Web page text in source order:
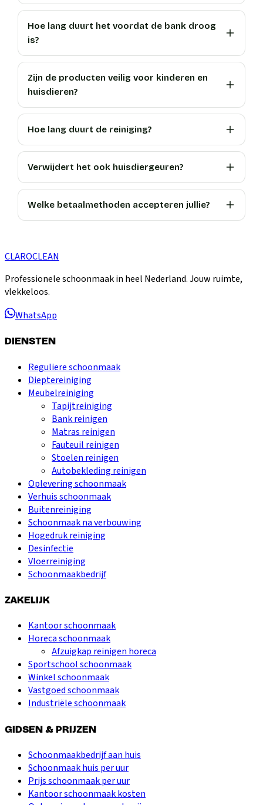
Hoe lang duurt het voordat de bank droog
is?
Zijn de producten veilig voor kinderen en
huisdieren?
Hoe lang duurt de reiniging?
Verwijdert het ook huisdiergeuren?
Welke betaalmethoden accepteren jullie?
CLAROCLEAN
Professionele schoonmaak in heel Nederland. Jouw ruimte,
vlekkeloos.
WhatsApp
DIENSTEN
Reguliere schoonmaak
Dieptereiniging
Meubelreiniging
Tapijtreiniging
Bank reinigen
Matras reinigen
Fauteuil reinigen
Stoelen reinigen
Autobekleding reinigen
Oplevering schoonmaak
Verhuis schoonmaak
Buitenreiniging
Schoonmaak na verbouwing
Hogedruk reiniging
Desinfectie
Vloerreiniging
Schoonmaakbedrijf
ZAKELIJK
Kantoor schoonmaak
Horeca schoonmaak
Afzuigkap reinigen horeca
Sportschool schoonmaak
Winkel schoonmaak
Vastgoed schoonmaak
Industriële schoonmaak
GIDSEN & PRIJZEN
Schoonmaakbedrijf aan huis
Schoonmaak huis per uur
Prijs schoonmaak per uur
Kantoor schoonmaak kosten